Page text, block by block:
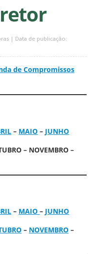
| Data de publicação:
de Compromissos
– MAIO – JUNHO
– NOVEMBRO –
– MAIO– JUNHO
– NOVEMBRO –